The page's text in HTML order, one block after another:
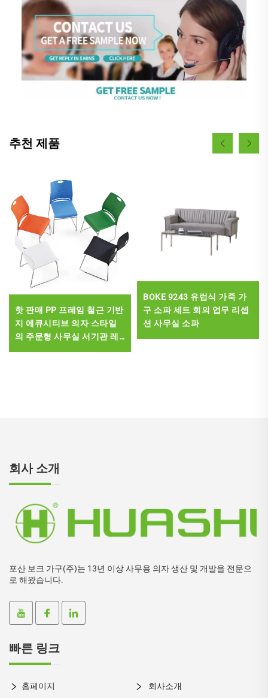
추천 제품
핫 판매 PP 프레임 철근 기반
지 에큐시티브 의자 스타일
의 주문형 사무실 서기관 레
BOKE 9243 유럽식 가죽 가
구 소파 세트 회의 업무 리셉
션 사무실 소파
회사 소개
포산 보크 가구(주)는 13년 이상 사무용 의자 생산 및 개발을 전문으
로 해왔습니다.
빠른 링크
홈페이지 회사소개